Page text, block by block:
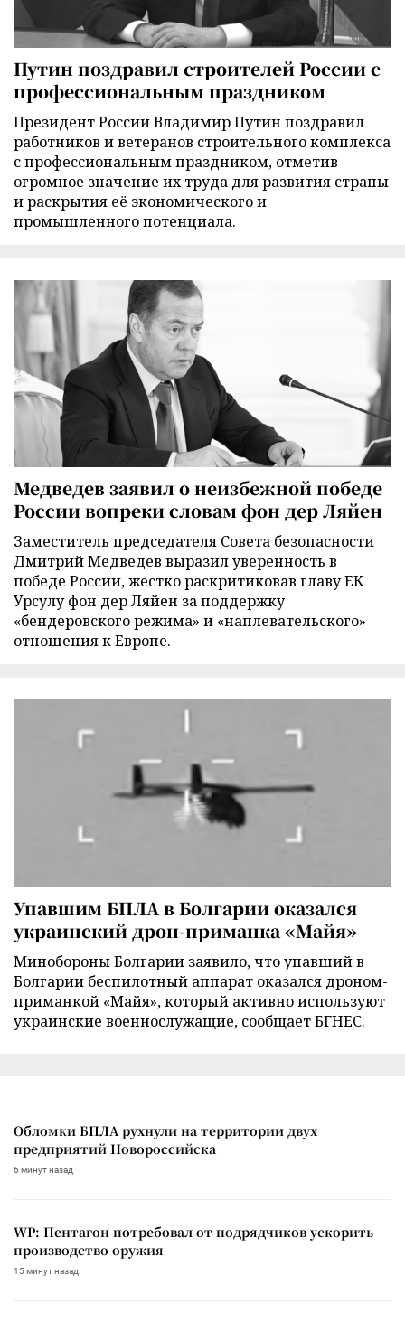
Путин поздравил строителей России с
профессиональным праздником
Президент России Владимир Путин поздравил
работников и ветеранов строительного комплекса
с профессиональным праздником, отметив
огромное значение их труда для развития страны
и раскрытия её экономического и
промышленного потенциала.
Медведев заявил о неизбежной победе
России вопреки словам фон дер Ляйен
Заместитель председателя Совета безопасности
Дмитрий Медведев выразил уверенность в
победе России, жестко раскритиковав главу ЕК
Урсулу фон дер Ляйен за поддержку
«бендеровского режима» и «наплевательского»
отношения к Европе.
Упавшим БПЛА в Болгарии оказался
украинский дрон-приманка «Майя»
Минобороны Болгарии заявило, что упавший в
Болгарии беспилотный аппарат оказался дроном-
приманкой «Майя», который активно используют
украинские военнослужащие, сообщает БГНЕС.
Обломки БПЛА рухнули на территории двух
предприятий Новороссийска
6 минут назад
WP: Пентагон потребовал от подрядчиков ускорить
производство оружия
15 минут назад